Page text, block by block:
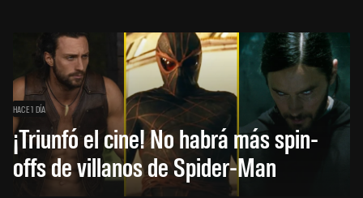
HACE 1 DÍA
¡Triunfó el cine! No habrá más spin-
offs de villanos de Spider-Man